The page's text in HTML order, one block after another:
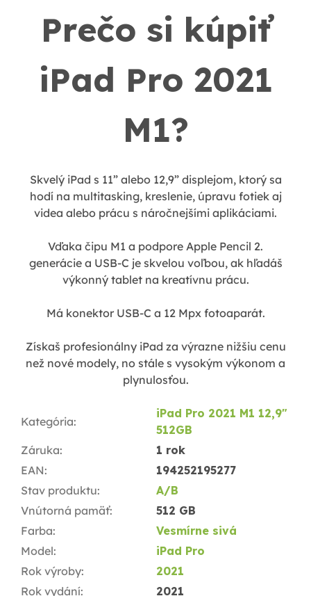
Prečo si kúpiť
iPad Pro 2021
M1?
Skvelý iPad s 11” alebo 12,9” displejom, ktorý sa
hodí na multitasking, kreslenie, úpravu fotiek aj
videa alebo prácu s náročnejšími aplikáciami.
Vďaka čipu M1 a podpore Apple Pencil 2.
generácie a USB-C je skvelou voľbou, ak hľadáš
výkonný tablet na kreatívnu prácu.
Má konektor USB-C a 12 Mpx fotoaparát.
Získaš profesionálny iPad za výrazne nižšiu cenu
než nové modely, no stále s vysokým výkonom a
plynulosťou.
Kategória:
iPad Pro 2021 M1 12,9"
512GB
Záruka:
1 rok
EAN:
194252195277
Stav produktu:
A/B
Vnútorná pamäť:
512 GB
Farba:
Vesmírne sivá
Model:
iPad Pro
Rok výroby:
2021
Rok vydání: 2021